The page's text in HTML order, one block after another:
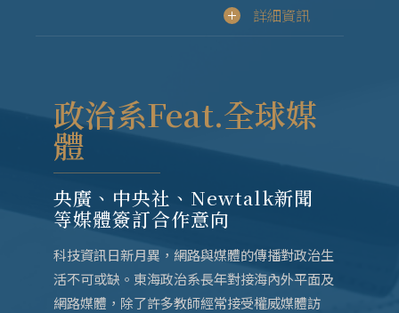
詳細資訊
政治系Feat.全球媒
體
央廣、中央社、Newtalk新聞
等媒體簽訂合作意向
科技資訊日新月異，網路與媒體的傳播對政治生
活不可或缺。東海政治系長年對接海內外平面及
網路媒體，除了許多教師經常接受權威媒體訪